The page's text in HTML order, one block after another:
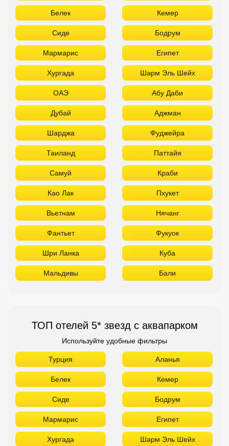
Белек Кемер
Сиде Бодрум
Мармарис Египет
Хургада Шарм Эль Шейх
ОАЭ Абу Даби
Дубай Аджман
Шарджа Фуджейра
Таиланд Паттайя
Самуй Краби
Као Лак Пхукет
Вьетнам Нячанг
Фантьет Фукуок
Шри Ланка Куба
Мальдивы Бали
ТОП отелей 5* звезд с аквапарком
Используйте удобные фильтры
Турция Аланья
Белек Кемер
Сиде Бодрум
Мармарис Египет
Хургада Шарм Эль Шейх